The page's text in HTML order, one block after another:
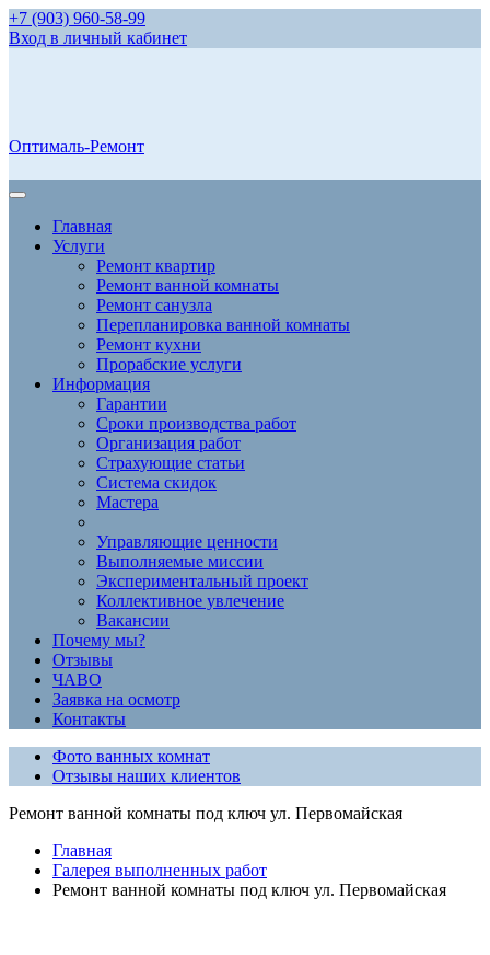
+7 (903) 960-58-99
Вход в личный кабинет
Оптималь-Ремонт
Главная
Услуги
Ремонт квартир
Ремонт ванной комнаты
Ремонт санузла
Перепланировка ванной комнаты
Ремонт кухни
Прорабские услуги
Информация
Гарантии
Сроки производства работ
Организация работ
Страхующие статьи
Система скидок
Мастера
Управляющие ценности
Выполняемые миссии
Экспериментальный проект
Коллективное увлечение
Вакансии
Почему мы?
Отзывы
ЧАВО
Заявка на осмотр
Контакты
Фото ванных комнат
Отзывы наших клиентов
Ремонт ванной комнаты под ключ ул. Первомайская
Главная
Галерея выполненных работ
Ремонт ванной комнаты под ключ ул. Первомайская